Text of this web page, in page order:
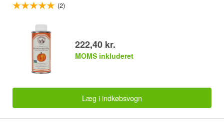
(2)
222,40 kr.
MOMS inkluderet
Læg i indkøbsvogn